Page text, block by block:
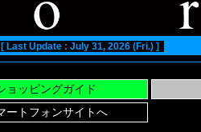
[ Last Update : July 31, 2026 (Fri.) ]